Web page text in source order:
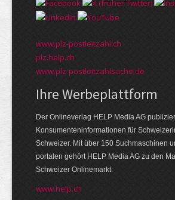
www.plz-postleitzahl.ch
plz.help.ch
www.plz-postleitzahlsuche.de
Ihre Werbeplattform
Der Onlineverlag HELP Media AG
Konsumenten­informationen für
Schweizer. Mit über 150 Suchmaschinen
portalen gehört HELP Media AG zu den
Schweizer Onlinemarkt.
www.help.ch